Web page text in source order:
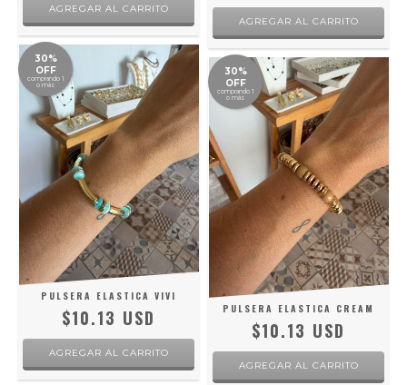
30%
OFF
comprando 1
o más
PULSERA ELASTICA VIVI
$10.13 USD
30%
OFF
comprando 1
o más
PULSERA ELASTICA CREAM
$10.13 USD